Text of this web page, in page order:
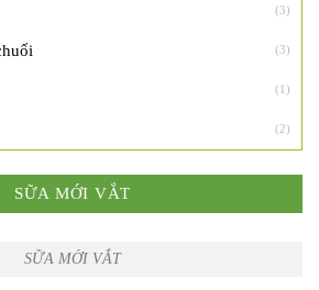
(3)
(3)
(1)
(2)
SỮA MỚI VẮT
SỮA MỚI VẮT